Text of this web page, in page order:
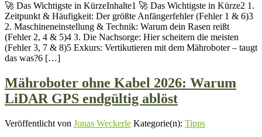
🚀 Das Wichtigste in KürzeInhalte1 🚀 Das Wichtigste in Kürze2 1.
Zeitpunkt & Häufigkeit: Der größte Anfängerfehler (Fehler 1 & 6)3
2. Maschineneinstellung & Technik: Warum dein Rasen reißt
(Fehler 2, 4 & 5)4 3. Die Nachsorge: Hier scheitern die meisten
(Fehler 3, 7 & 8)5 Exkurs: Vertikutieren mit dem Mähroboter – taugt
das was?6 […]
Mähroboter ohne Kabel 2026: Warum
LiDAR GPS endgültig ablöst
Veröffentlicht von Jonas Weckerle Kategorie(n): Tipps